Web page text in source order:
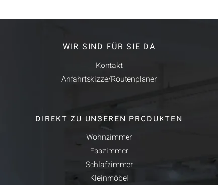
WIR SIND FÜR SIE DA
Kontakt
Anfahrtskizze/Routenplaner
DIREKT ZU UNSEREN PRODUKTEN
Wohnzimmer
Esszimmer
Schlafzimmer
Kleinmöbel